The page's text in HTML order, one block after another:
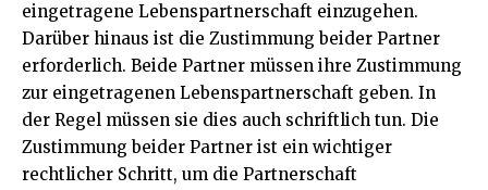
eingetragene Lebenspartnerschaft einzugehen.
Darüber hinaus ist die Zustimmung beider Partner
erforderlich. Beide Partner müssen ihre Zustimmung
zur eingetragenen Lebenspartnerschaft geben. In
der Regel müssen sie dies auch schriftlich tun. Die
Zustimmung beider Partner ist ein wichtiger
rechtlicher Schritt, um die Partnerschaft